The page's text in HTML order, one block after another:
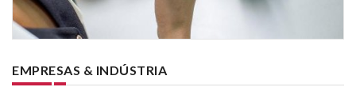
EMPRESAS & INDÚSTRIA